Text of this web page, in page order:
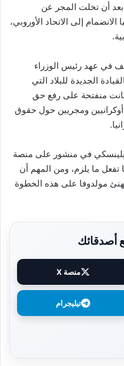
بعد أن تخلت المجر عن
إلى الاتحاد الأوروبي،
في عهد رئيس الوزراء
الجديدة للبلاد التي
منفتحة على رفع حق
أوكرانيين ومجريين حول حقوق
في منشور على منصة
تفعل ما يلزم، ومن المهم أن
مولدوفا على هذه الخطوة
أصدقائك
منصة X
تيليجرام